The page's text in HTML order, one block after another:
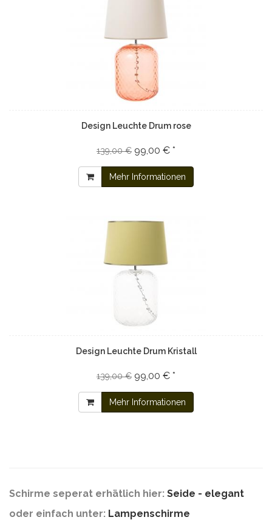
Design Leuchte Drum rose
139,00 € 99,00 € *
Mehr Informationen
Design Leuchte Drum Kristall
139,00 € 99,00 € *
Mehr Informationen
Schirme seperat erhätlich hier: Seide - elegant
oder einfach unter: Lampenschirme